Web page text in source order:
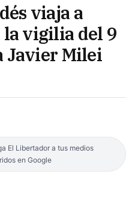
viaja a
vigilia del 9
Javier Milei
El Libertador a tus medios
en Google